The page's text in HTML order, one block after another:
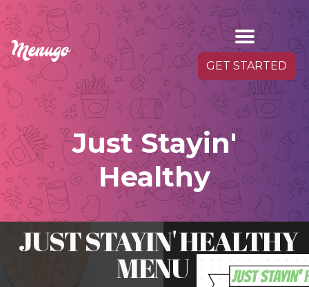
GET STARTED
Just Stayin'
Healthy
JUST STAYIN'
MENU